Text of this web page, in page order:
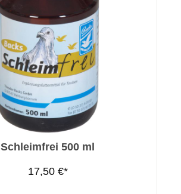
Schleimfrei 500 ml
17,50 €*